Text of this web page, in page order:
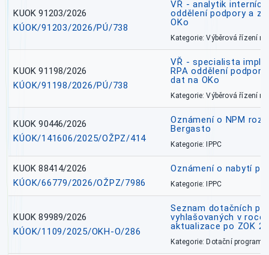
KUOK 91203/2026
KÚOK/91203/2026/PÚ/738
VŘ - analytik
oddělení podpory a
OKo
Kategorie: Výběrová řízení
KUOK 91198/2026
KÚOK/91198/2026/PÚ/738
VŘ - specialista
RPA oddělení
dat na OKo
Kategorie: Výběrová řízení
KUOK 90446/2026
KÚOK/141606/2025/OŽPZ/414
Oznámení o NPM
Bergasto
Kategorie: IPPC
KUOK 88414/2026
KÚOK/66779/2026/OŽPZ/7986
Oznámení o nabytí
Kategorie: IPPC
KUOK 89989/2026
KÚOK/1109/2025/OKH-O/286
Seznam dotačních
vyhlašovaných v roce
aktualizace po ZOK
Kategorie: Dotační